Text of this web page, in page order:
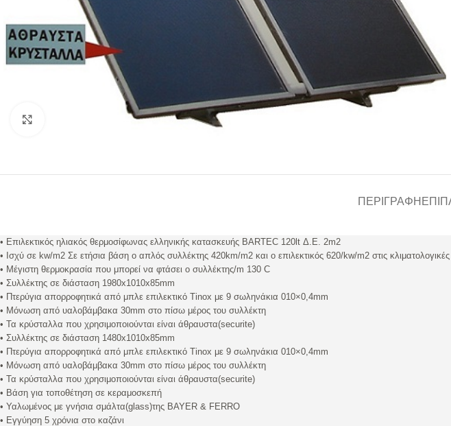
ΠΕΡΙΓΡΑΦΉ
• Επιλεκτικός ηλιακός θερμοσίφωνας ελληνικής κατασκευής BARTEC 120lt Δ.Ε. 2m2
• Ισχύ σε kw/m2 Σε ετήσια βάση ο απλός συλλέκτης 420km/m2 και ο επιλεκτικός 620/kw/m2 στις
• Μέγιστη θερμοκρασία που μπορεί να φτάσει ο συλλέκτης/m 130 C
• Συλλέκτης σε διάσταση 1980x1010x85mm
• Πτερύγια απορροφητικά από μπλε επιλεκτικό Tinox με 9 σωληνάκια 010×0,4mm
• Μόνωση από υαλοβάμβακα 30mm στο πίσω μέρος του συλλέκτη
• Τα κρύσταλλα που χρησιμοποιούνται είναι άθραυστα(securite)
• Συλλέκτης σε διάσταση 1480x1010x85mm
• Πτερύγια απορροφητικά από μπλε επιλεκτικό Tinox με 9 σωληνάκια 010×0,4mm
• Μόνωση από υαλοβάμβακα 30mm στο πίσω μέρος του συλλέκτη
• Τα κρύσταλλα που χρησιμοποιούνται είναι άθραυστα(securite)
• Βάση για τοποθέτηση σε κεραμοσκεπή
• Υαλωμένος με γνήσια σμάλτα(glass)της BAYER & FERRO
• Εγγύηση 5 χρόνια στο καζάνι